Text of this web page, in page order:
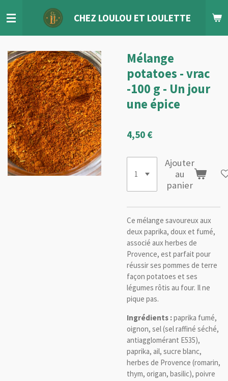
au
CHEZ LOULOU ET LOULETTE
Mélange
potatoes - vrac
-100 g - Un jour
une épice
4,50 €
Ajouter
au
panier
Ce mélange savoureux aux
deux paprika, doux et fumé,
associé aux herbes de
Provence, est parfait pour
réussir ses pommes de terre
façon potatoes et ses
légumes rôtis au four. Il ne
pique pas.
Ingrédients :paprika fumé,
oignon, sel (sel raffiné séché,
antiagglomérant E535),
paprika, ail, sucre blanc,
herbes de Provence (romarin,
thym, origan, basilic), poivre